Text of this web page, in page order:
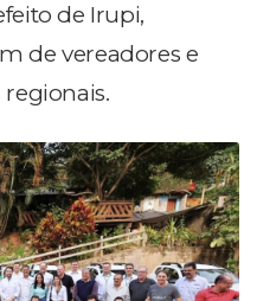
de Irupi,
de vereadores e